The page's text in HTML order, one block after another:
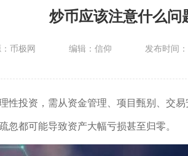
炒币应该注意什么问
币极网 编辑：信仰 发布时间
性投资，需从资金管理、项目甄别、交
忽都可能导致资产大幅亏损甚至归零。